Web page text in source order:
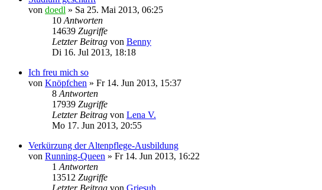
von doedl » Sa 25. Mai 2013, 06:25
10 Antworten
14639 Zugriffe
Letzter Beitrag von Benny
Di 16. Jul 2013, 18:18
Ich freu mich so
von Knöpfchen » Fr 14. Jun 2013, 15:37
8 Antworten
17939 Zugriffe
Letzter Beitrag von Lena V.
Mo 17. Jun 2013, 20:55
Verkürzung der Altenpflege-Ausbildung
von Running-Queen » Fr 14. Jun 2013, 16:22
1 Antworten
13512 Zugriffe
Letzter Beitrag von Griesuh